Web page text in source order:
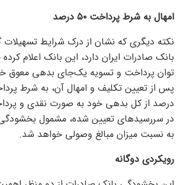
امهال به شرط پرداخت ۵۰ درصد
نکته دیگری که نشان از درک شرایط تسهیلات
بانک صادرات ایران دارد، این بانک اعلام
توان پرداخت و تسویه یک‌جای بدهی معوق
درصد از کل بدهی خود به صورت نقدی و
در سررسید‌های تعیین شده، مشمول
به نسبت میزان مبالغ وصولی خواهد شد.
رویکردی دوگانه